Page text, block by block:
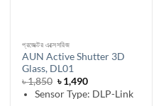
প্রজেক্টর এক্সেসরিজ
AUN Active Shutter 3D
Glass, DL01
৳1,850 আসল
দাম
ছিল:
৳1,490বর্তমান
মূল্য
হল:
Sensor Type: DLP-Link